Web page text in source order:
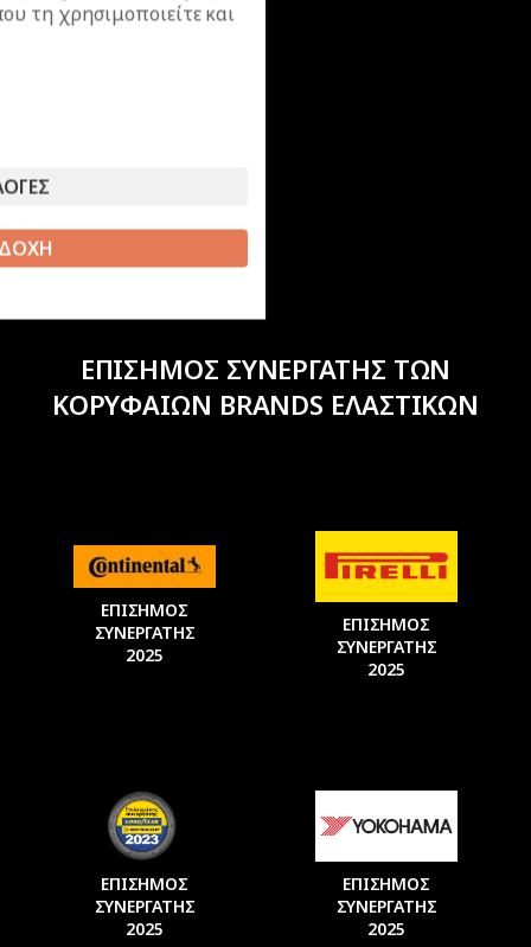
ΕΠΙΣΗΜΟΣ ΣΥΝΕΡΓΑΤΗΣ ΤΩΝ
ΚΟΡΥΦΑΙΩΝ BRANDS ΕΛΑΣΤΙΚΩΝ
ΕΠΙΣΗΜΟΣ
ΣΥΝΕΡΓΑΤΗΣ
2025
ΕΠΙΣΗΜΟΣ
ΣΥΝΕΡΓΑΤΗΣ
2025
ΕΠΙΣΗΜΟΣ
ΣΥΝΕΡΓΑΤΗΣ
2025
ΕΠΙΣΗΜΟΣ
ΣΥΝΕΡΓΑΤΗΣ
2025
τη χρησιμοποιείτε και